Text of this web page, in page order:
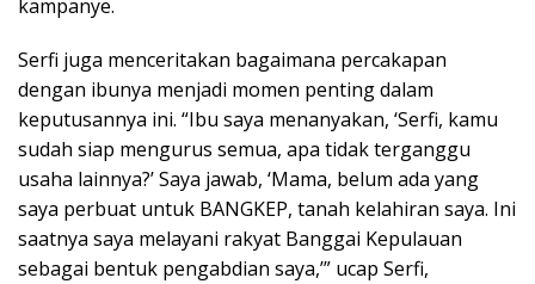
kampanye.
Serfi juga menceritakan bagaimana percakapan
dengan ibunya menjadi momen penting dalam
keputusannya ini. “Ibu saya menanyakan, ‘Serfi, kamu
sudah siap mengurus semua, apa tidak terganggu
usaha lainnya?’ Saya jawab, ‘Mama, belum ada yang
saya perbuat untuk BANGKEP, tanah kelahiran saya. Ini
saatnya saya melayani rakyat Banggai Kepulauan
sebagai bentuk pengabdian saya,’” ucap Serfi,